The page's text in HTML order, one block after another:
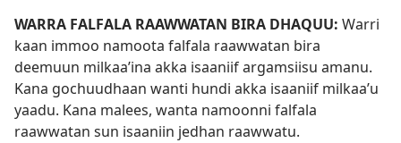
WARRA FALFALA RAAWWATAN BIRA DHAQUU: Warri
kaan immoo namoota falfala raawwatan bira
deemuun milkaaʼina akka isaaniif argamsiisu amanu.
Kana gochuudhaan wanti hundi akka isaaniif milkaaʼu
yaadu. Kana malees, wanta namoonni falfala
raawwatan sun isaaniin jedhan raawwatu.